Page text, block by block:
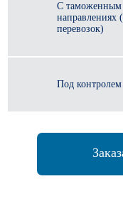
С таможенным
направлениях
перевозок)
Под контролем